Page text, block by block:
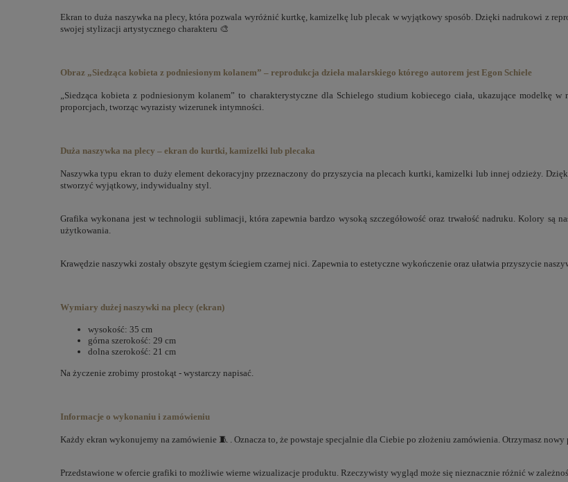
Ekran to duża naszywka na plecy, która pozwala wyróżnić kurtkę, kamizelkę lub plecak w wyjątkowy sposób. Dzięki nadrukowi z
swojej stylizacji artystycznego charakteru 🎨
Obraz „Siedząca kobieta z podniesionym kolanem” – reprodukcja dzieła malarskiego którego autorem jest Egon Schiele
„Siedząca kobieta z podniesionym kolanem” to charakterystyczne dla Schielego studium kobiecego ciała, ukazujące
proporcjach, tworząc wyrazisty wizerunek intymności.
Duża naszywka na plecy – ekran do kurtki, kamizelki lub plecaka
Naszywka typu ekran to duży element dekoracyjny przeznaczony do przyszycia na plecach kurtki, kamizelki lub innej odzieży.
stworzyć wyjątkowy, indywidualny styl.
Grafika wykonana jest w technologii sublimacji, która zapewnia bardzo wysoką szczegółowość oraz trwałość nadruku. Kolory są
użytkowania.
Krawędzie naszywki zostały obszyte gęstym ściegiem czarnej nici. Zapewnia to estetyczne wykończenie oraz ułatwia przyszycie
Wymiary dużej naszywki na plecy (ekran)
wysokość: 35 cm
górna szerokość: 29 cm
dolna szerokość: 21 cm
Na życzenie zrobimy prostokąt - wystarczy napisać.
Informacje o wykonaniu i zamówieniu
Każdy ekran wykonujemy na zamówienie 🧵 . Oznacza to, że powstaje specjalnie dla Ciebie po złożeniu zamówienia. Otrzymasz
Przedstawione w ofercie grafiki to możliwie wierne wizualizacje produktu. Rzeczywisty wygląd może się nieznacznie różnić w